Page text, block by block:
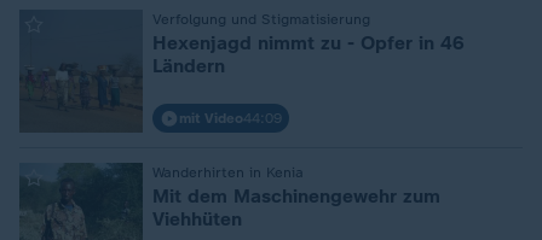
Verfolgung und Stigmatisierung
Hexenjagd nimmt zu - Opfer in 46
Ländern
mit Video44:09
Wanderhirten in Kenia
:
Mit dem Maschinengewehr zum
Viehhüten